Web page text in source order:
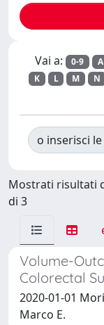
Vai a: 0-9 A
K
L M N
o inserisci
Mostrati risultati
di 3
Volume-
Colorectal
2020-01-01
Marco E.